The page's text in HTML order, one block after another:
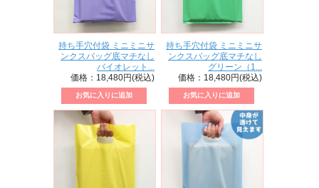
持ち手穴付袋 ミニミニサ
ンクスバッグ底マチなし
バイオレット...
価格：18,480円(税込)
持ち手穴付袋 ミニミニサ
ンクスバッグ底マチなし
グリーン（1...
価格：18,480円(税込)